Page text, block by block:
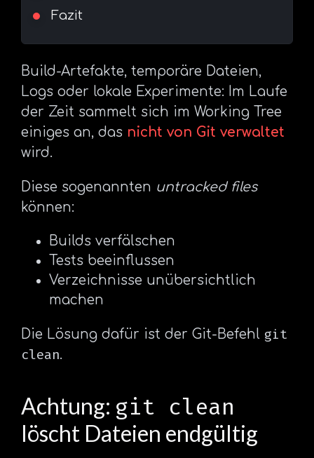
Fazit
Build-Artefakte, temporäre Dateien,
Logs oder lokale Experimente: Im Laufe
der Zeit sammelt sich im Working Tree
einiges an, das nicht von Git verwaltet
wird.
Diese sogenannten untracked files
können:
Builds verfälschen
Tests beeinflussen
Verzeichnisse unübersichtlich
machen
Die Lösung dafür ist der Git-Befehl git
clean.
Achtung: git clean
löscht Dateien endgültig